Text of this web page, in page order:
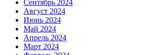
Сентябрь 2024
Август 2024
Июнь 2024
Май 2024
Апрель 2024
Март 2024